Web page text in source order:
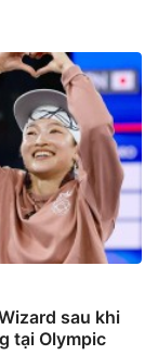
sau khi
tại Olympic